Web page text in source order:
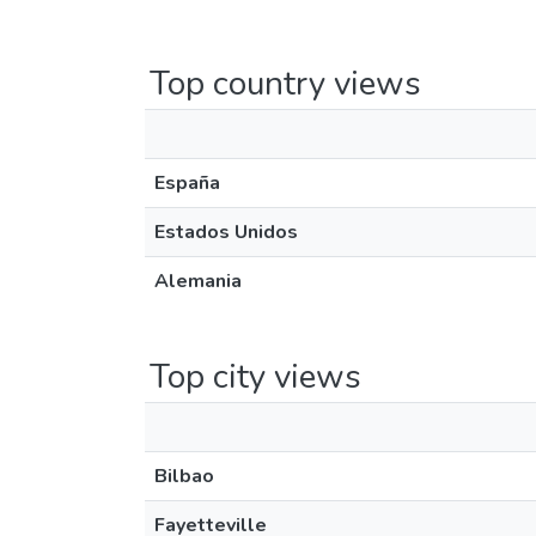
Top country views
España
Estados Unidos
Alemania
Top city views
Bilbao
Fayetteville